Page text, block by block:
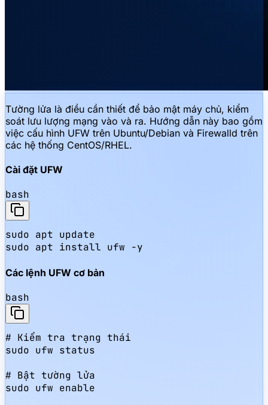
Tường lửa là điều cần thiết để bảo mật máy chủ, kiểm
soát lưu lượng mạng vào và ra. Hướng dẫn này bao gồm
việc cấu hình UFW trên Ubuntu/Debian và Firewalld trên
các hệ thống CentOS/RHEL.
Cài đặt UFW
bash
sudo apt update
sudo apt install ufw -y
Các lệnh UFW cơ bản
bash
# Kiểm tra trạng thái
sudo ufw status
# Bật tường lửa
sudo ufw enable